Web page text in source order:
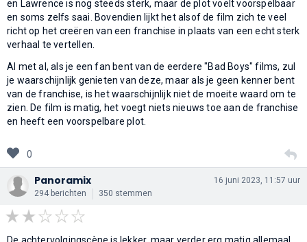
en Lawrence is nog steeds sterk, maar de plot voelt voorspelbaar
en soms zelfs saai. Bovendien lijkt het alsof de film zich te veel
richt op het creëren van een franchise in plaats van een echt sterk
verhaal te vertellen.
Al met al, als je een fan bent van de eerdere "Bad Boys" films, zul
je waarschijnlijk genieten van deze, maar als je geen kenner bent
van de franchise, is het waarschijnlijk niet de moeite waard om te
zien. De film is matig, het voegt niets nieuws toe aan de franchise
en heeft een voorspelbare plot.
0
Panoramix
294 berichten 350 stemmen
16 juni 2023, 11:57 uur
De achtervolgingscène is lekker, maar verder erg matig allemaal.